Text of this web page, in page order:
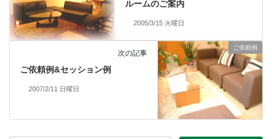
ルームのご案内
2005/3/15 火曜日
ご依頼例
次の記事
ご依頼例&セッション例
2007/2/11 日曜日